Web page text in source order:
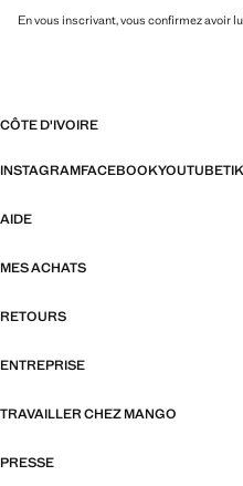
En vous inscrivant, vous confirmez avoir
CÔTE D'IVOIRE
INSTAGRAMFACEBOOKYOUTUBE
AIDE
MES ACHATS
RETOURS
ENTREPRISE
TRAVAILLER CHEZ MANGO
PRESSE